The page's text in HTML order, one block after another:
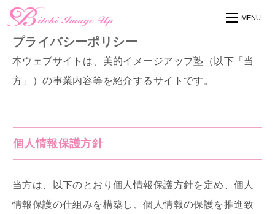
プライバシーポリシー
本ウェブサイトは、美的イメージアップ塾（以下「当
方」）の事業内容等を紹介するサイトです。
個人情報保護方針
当方は、以下のとおり個人情報保護方針を定め、個人
情報保護の仕組みを構築し、個人情報の保護を推進致